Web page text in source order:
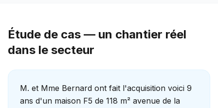
Étude de cas — un chantier réel
dans le secteur
M. et Mme Bernard ont fait l'acquisition voici 9
ans d'un maison F5 de 118 m² avenue de la